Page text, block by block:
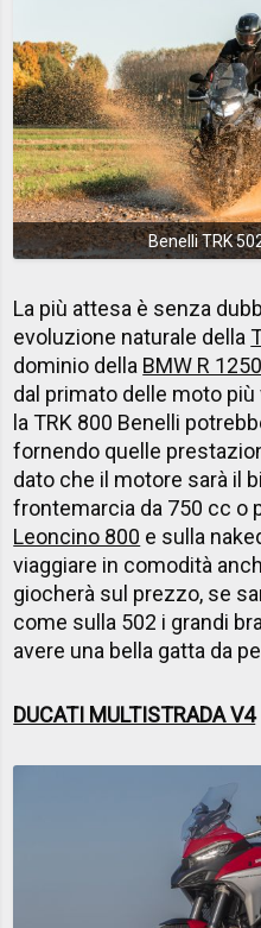
Benelli TRK
La più attesa è senza
evoluzione naturale della
dominio della BMW R
dal primato delle moto
la TRK 800 Benelli
fornendo quelle
dato che il motore sarà il
frontemarcia da 750 cc o
Leoncino 800 e sulla
viaggiare in comodità
giocherà sul prezzo, se
come sulla 502 i grandi
avere una bella gatta da
DUCATI MULTISTRADA V4